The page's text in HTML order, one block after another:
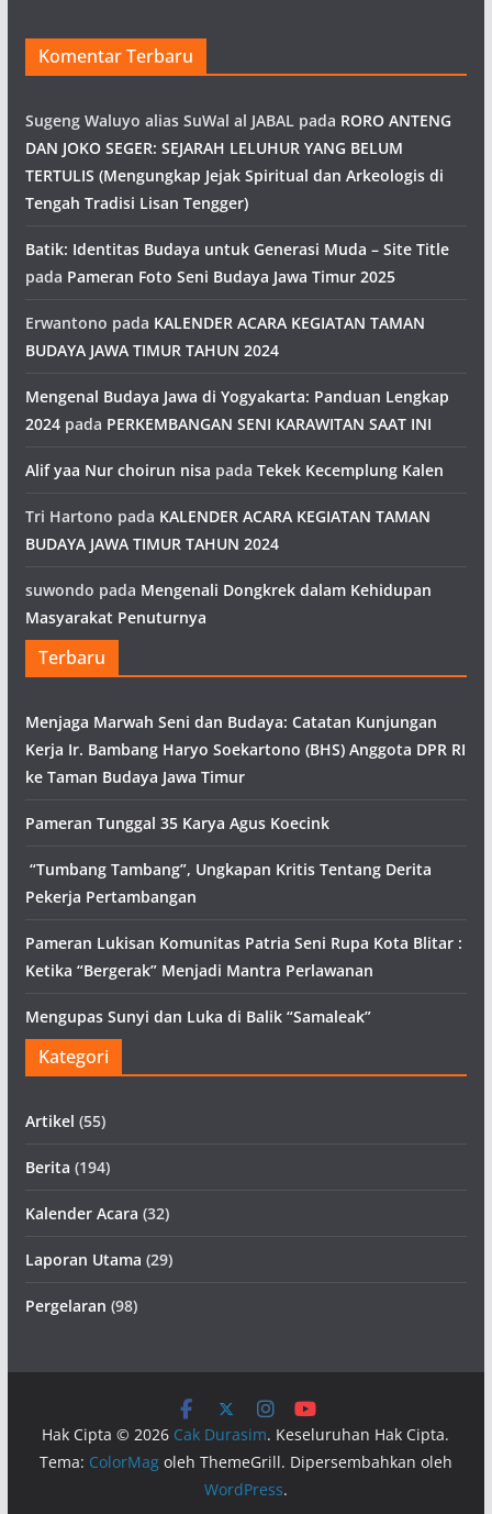
Komentar Terbaru
Sugeng Waluyo alias SuWal al JABALpada RORO ANTENG
DAN JOKO SEGER: SEJARAH LELUHUR YANG BELUM
TERTULIS (Mengungkap Jejak Spiritual dan Arkeologis di
Tengah Tradisi Lisan Tengger)
Batik: Identitas Budaya untuk Generasi Muda – Site Title
pada Pameran Foto Seni Budaya Jawa Timur 2025
Erwantono pada KALENDER ACARA KEGIATAN TAMAN
BUDAYA JAWA TIMUR TAHUN 2024
Mengenal Budaya Jawa di Yogyakarta: Panduan Lengkap
2024pada PERKEMBANGAN SENI KARAWITAN SAAT INI
Alif yaa Nur choirun nisa pada Tekek Kecemplung Kalen
Tri Hartono pada KALENDER ACARA KEGIATAN TAMAN
BUDAYA JAWA TIMUR TAHUN 2024
suwondo pada Mengenali Dongkrek dalam Kehidupan
Masyarakat Penuturnya
Terbaru
Menjaga Marwah Seni dan Budaya: Catatan Kunjungan
Kerja Ir. Bambang Haryo Soekartono (BHS) Anggota DPR RI
ke Taman Budaya Jawa Timur
Pameran Tunggal 35 Karya Agus Koecink
“Tumbang Tambang”, Ungkapan Kritis Tentang Derita
Pekerja Pertambangan
Pameran Lukisan Komunitas Patria Seni Rupa Kota Blitar :
Ketika “Bergerak” Menjadi Mantra Perlawanan
Mengupas Sunyi dan Luka di Balik “Samaleak”
Kategori
Artikel (55)
Berita (194)
Kalender Acara (32)
Laporan Utama (29)
Pergelaran (98)
Hak Cipta © 2026 Cak Durasim. Keseluruhan Hak Cipta.
Tema: ColorMagoleh ThemeGrill. Dipersembahkan oleh
WordPress.